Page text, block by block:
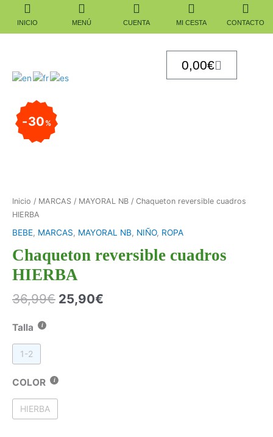
contenido
INICIO MENÚ CUENTA MI CESTA CONTACTO
0,00€Carrito
30%
Inicio / MARCAS / MAYORAL NB / Chaqueton reversible cuadros
HIERBA
BEBE, MARCAS, MAYORAL NB, NIÑO, ROPA
Chaqueton reversible cuadros
HIERBA
36,99€ 25,90€
Talla
1-2
COLOR
HIERBA
Chaqueton
reversible
cuadros
HIERBA